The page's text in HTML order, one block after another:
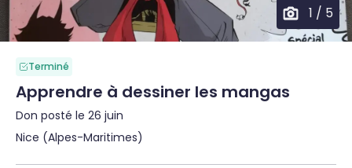
1 / 5
Terminé
Apprendre à dessiner les mangas
Don posté le 26 juin
Nice (Alpes-Maritimes)